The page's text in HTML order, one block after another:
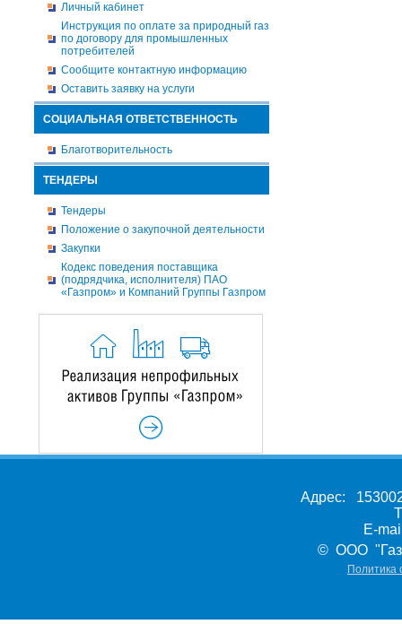
Личный кабинет
Инструкция по оплате за природный газ
по договору для промышленных
потребителей
Сообщите контактную информацию
Оставить заявку на услуги
СОЦИАЛЬНАЯ ОТВЕТСТВЕННОСТЬ
Благотворительность
ТЕНДЕРЫ
Тендеры
Положение о закупочной деятельности
Закупки
Кодекс поведения поставщика
(подрядчика, исполнителя) ПАО
«Газпром» и Компаний Группы Газпром
Адрес:
E-
© ООО
Политика